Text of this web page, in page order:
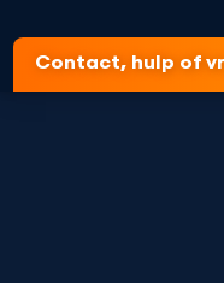
Contact, hulp of